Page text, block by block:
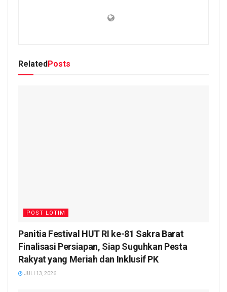
RelatedPosts
POST LOTIM
Panitia Festival HUT RI ke-81 Sakra Barat
Finalisasi Persiapan, Siap Suguhkan Pesta
Rakyat yang Meriah dan Inklusif PK
JULI 13, 2026